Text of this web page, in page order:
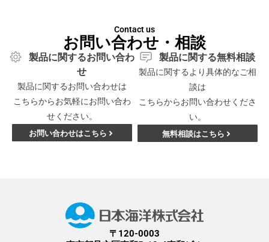
Contact us
お問い合わせ・相談
製品に関するお問い合わ
せ
製品に関するお問い合わせは
こちらからお気軽にお問い合わ
せください。
お問い合わせはこちら
製品に関する無料相談
製品に関するより具体的なご相
談は
こちらからお問い合わせくださ
い。
無料相談はこちら
〒120-0003